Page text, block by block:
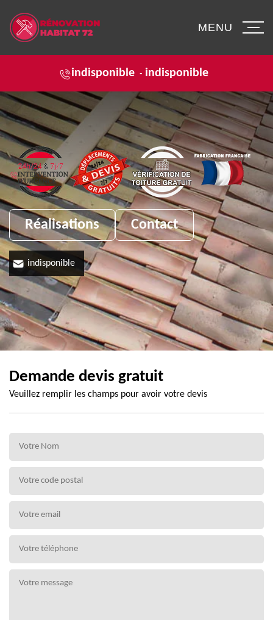
indisponible - indisponible
MENU
Réalisations Contact
indisponible
Demande devis gratuit
Veuillez remplir les champs pour avoir votre devis